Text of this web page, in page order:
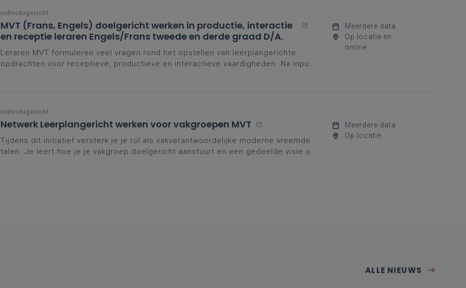
individugericht
MVT (Frans, Engels) doelgericht werken in productie, interactie
en receptie leraren Engels/Frans tweede en derde graad D/A.
Leraren MVT formuleren veel vragen rond het opstellen van leerplangerichte
opdrachten voor receptieve, productieve en interactieve vaardigheden. Na input
Meerdere data
Op locatie en
online
individugericht
Netwerk Leerplangericht werken voor vakgroepen MVT
Tijdens dit initiatief versterk je je rol als vakverantwoordelijke moderne vreemde
talen. Je leert hoe je je vakgroep doelgericht aanstuurt en een gedeelde visie op
Meerdere data
Op locatie
ALLE NIEUWS